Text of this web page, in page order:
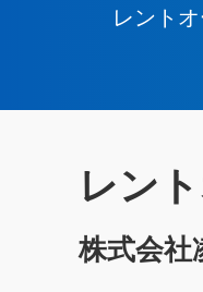
レント
レン
株式会社